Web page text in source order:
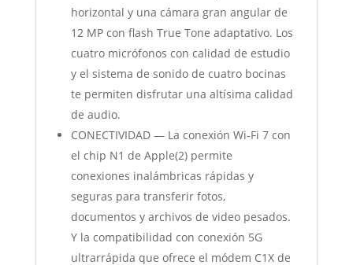
horizontal y una cámara gran angular de
12 MP con flash True Tone adaptativo. Los
cuatro micrófonos con calidad de estudio
y el sistema de sonido de cuatro bocinas
te permiten disfrutar una altísima calidad
de audio.
CONECTIVIDAD — La conexión Wi‐Fi 7 con
el chip N1 de Apple(2) permite
conexiones inalámbricas rápidas y
seguras para transferir fotos,
documentos y archivos de video pesados.
Y la compatibilidad con conexión 5G
ultrarrápida que ofrece el módem C1X de